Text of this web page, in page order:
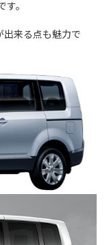
。
来る点も魅力で